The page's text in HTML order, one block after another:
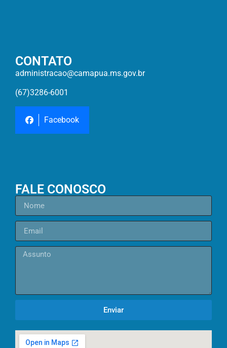
CONTATO
administracao@camapua.ms.gov.br
(67)3286-6001
Facebook
FALE CONOSCO
Enviar